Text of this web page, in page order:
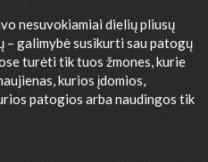
nesuvokiamiai dielių pliusų
galimybė susikurti sau patogų
turėti tik tuos žmones, kurie
kurios įdomios,
patogios arba naudingos tik